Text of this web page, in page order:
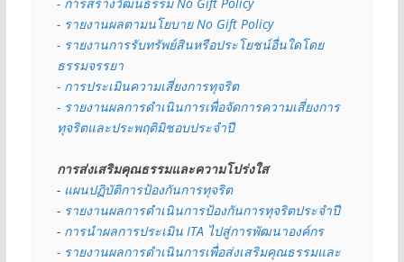
- รายงานผลตามนโยบาย No Gift Policy
- รายงานการรับทรัพย์สินหรือประโยชน์อื่นใดโดย
ธรรมจรรยา
- การประเมินความเสี่ยงการทุจริต
- รายงานผลการดำเนินการเพื่อจัดการความเสี่ยงการ
ทุจริตและประพฤติมิชอบประจำปี
การส่งเสริมคุณธรรมและความโปร่งใส
- แผนปฏิบัติการป้องกันการทุจริต
- รายงานผลการดำเนินการป้องกันการทุจริตประจำปี
- การนำผลการประเมิน ITA ไปสู่การพัฒนาองค์กร
- รายงานผลการดำเนินการเพื่อส่งเสริมคุณธรรมและ